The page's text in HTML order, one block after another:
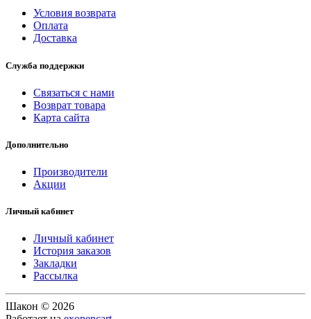
Условия возврата
Оплата
Доставка
Служба поддержки
Связаться с нами
Возврат товара
Карта сайта
Дополнительно
Производители
Акции
Личный кабинет
Личный кабинет
История заказов
Закладки
Рассылка
Шакон © 2026